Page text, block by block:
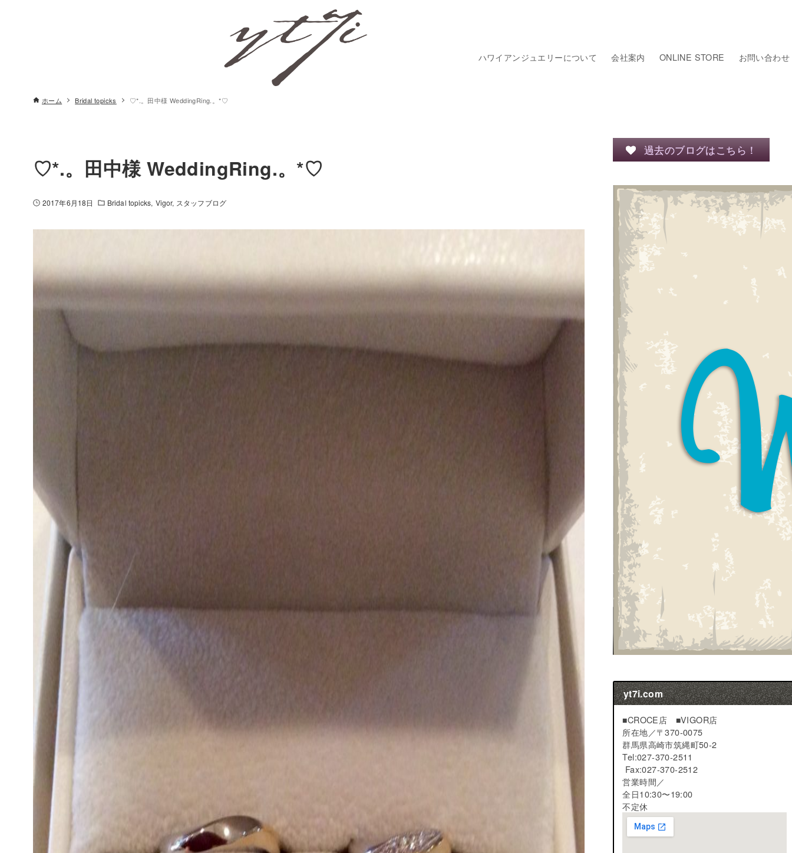
ハワイアンジュエリーについて 会社案内 ONLINE STORE お問い合わせ
ホーム Bridal topicks ♡*.。田中様 WeddingRing.。*♡
♡*.。田中様 WeddingRing.。*♡
2017年6月18日 Bridal topicks Vigor スタッフブログ
過去のブログはこちら！
yt7i.com
■CROCE店 ■VIGOR店
所在地／〒370-0075
群馬県高崎市筑縄町50-2
Tel:027-370-2511
Fax:027-370-2512
営業時間／
全日10:30〜19:00
不定休